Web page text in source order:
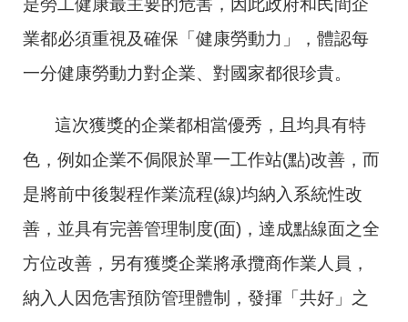
是勞工健康最主要的危害，因此政府和民間企
業都必須重視及確保「健康勞動力」，體認每
一分健康勞動力對企業、對國家都很珍貴。
這次獲獎的企業都相當優秀，且均具有特
色，例如企業不侷限於單一工作站(點)改善，而
是將前中後製程作業流程(線)均納入系統性改
善，並具有完善管理制度(面)，達成點線面之全
方位改善，另有獲獎企業將承攬商作業人員，
納入人因危害預防管理體制，發揮「共好」之